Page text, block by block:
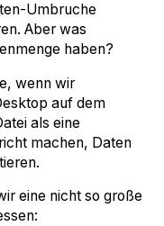
Umbruche
Aber was
haben?
wenn wir
auf dem
als eine
machen, Daten
eine nicht so große